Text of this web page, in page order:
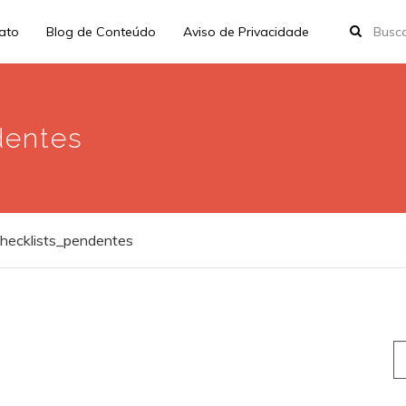
Blog de Conteúdo Aviso de Privacidade